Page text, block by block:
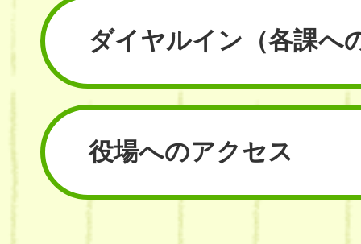
ダイヤルイン （各課へ
役場へのアクセス